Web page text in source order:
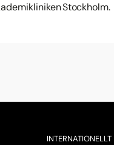
Stockholm.
INTERNATIONELLT